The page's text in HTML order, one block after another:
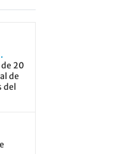
20
de
del